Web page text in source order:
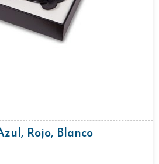
Rojo, Blanco